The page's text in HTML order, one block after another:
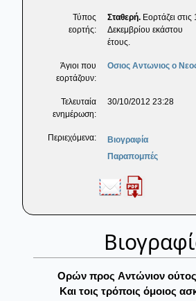
Τύπος
εορτής:
Σταθερή. Εορτάζει στις
Δεκεμβρίου εκάστου
έτους.
Άγιοι που
εορτάζουν:
Οσιος Αντωνιος ο
Τελευταία
ενημέρωση:
30/10/2012 23:28
Περιεχόμενα:
Βιογραφία
Παραπομπές
Oρών προς Aντώνιον
Kαι τοις τρόποις όμοιος